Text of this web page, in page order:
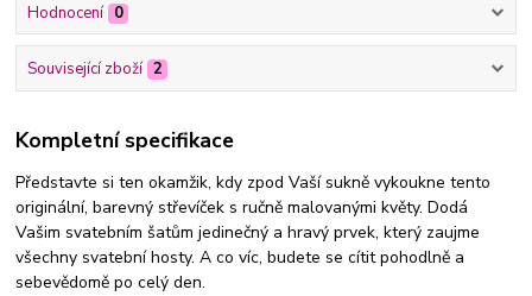
Hodnocení 0
Související zboží 2
Kompletní specifikace
Představte si ten okamžik, kdy zpod Vaší sukně vykoukne tento
originální, barevný střevíček s ručně malovanými květy. Dodá
Vašim svatebním šatům jedinečný a hravý prvek, který zaujme
všechny svatební hosty. A co víc, budete se cítit pohodlně a
sebevědomě po celý den.